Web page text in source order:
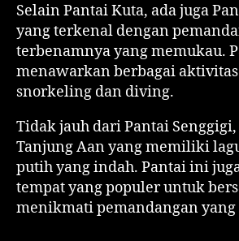
Selain Pantai Kuta, ada juga
yang terkenal dengan
terbenamnya yang memukau.
menawarkan berbagai
snorkeling dan diving.
Tidak jauh dari Pantai
Tanjung Aan yang memiliki
putih yang indah. Pantai ini
tempat yang populer untuk
menikmati pemandangan